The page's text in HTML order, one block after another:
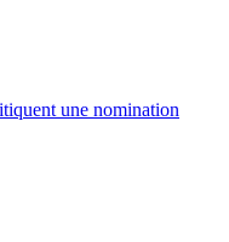
une nomination